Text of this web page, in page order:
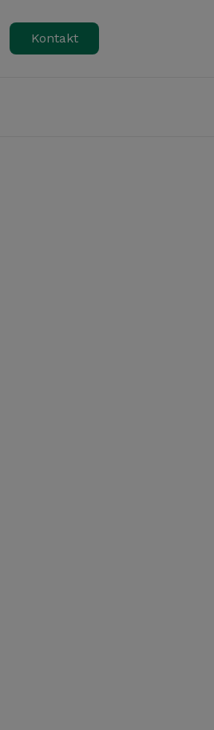
Kontakt